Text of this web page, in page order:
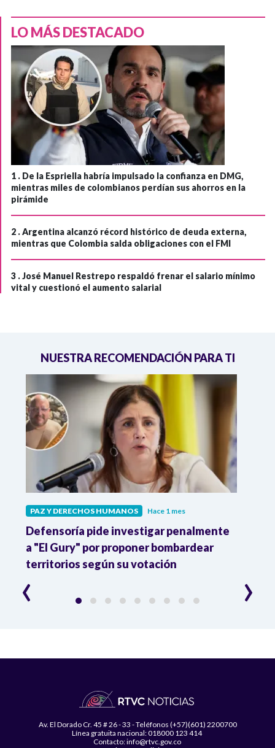
LO MÁS DESTACADO
1 . De la Espriella habría impulsado la confianza en DMG,
mientras miles de colombianos perdían sus ahorros en la
pirámide
2 .Argentina alcanzó récord histórico de deuda externa,
mientras que Colombia salda obligaciones con el FMI
3 .José Manuel Restrepo respaldó frenar el salario mínimo
vital y cuestionó el aumento salarial
NUESTRA RECOMENDACIÓN PARA TI
PAZ Y DERECHOS HUMANOS Hace 1 mes
Defensoría pide investigar penalmente
a "El Gury" por proponer bombardear
territorios según su votación
‹ ›
Av. El Dorado Cr. 45 # 26 - 33 - Teléfonos (+57)(601) 2200700
Línea gratuita nacional: 018000 123 414
Contacto: info@rtvc.gov.co